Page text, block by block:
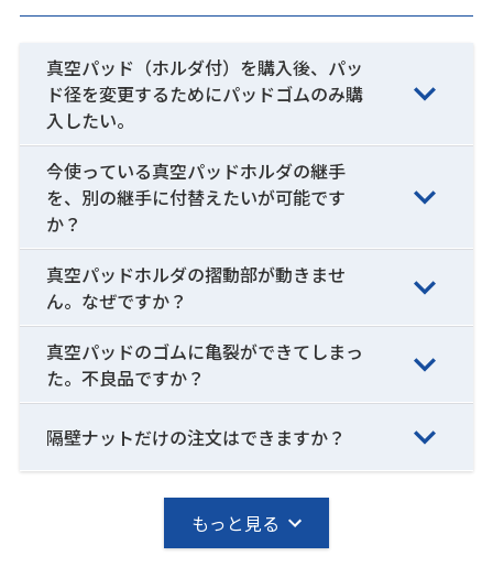
真空パッド（ホルダ付）を購入後、パッ
ド径を変更するためにパッドゴムのみ購
入したい。
今使っている真空パッドホルダの継手
を、別の継手に付替えたいが可能です
か？
真空パッドホルダの摺動部が動きませ
ん。なぜですか？
真空パッドのゴムに亀裂ができてしまっ
た。不良品ですか？
隔壁ナットだけの注文はできますか？
もっと見る